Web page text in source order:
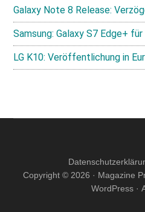
Galaxy Note 8 Release:
Samsung: Galaxy S7 Edge+
LG K10: Veröffentlichung in
Copyright © 2026 · Magazine
WordPress·